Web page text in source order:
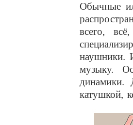
Обычные
всего,
наушники.
музыку.
динамики.
катушкой,